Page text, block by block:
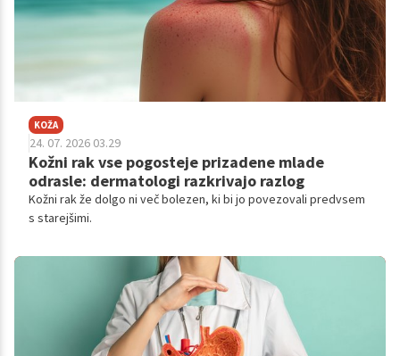
KOŽA
24. 07. 2026 03.29
Kožni rak vse pogosteje prizadene mlade
odrasle: dermatologi razkrivajo razlog
Kožni rak že dolgo ni več bolezen, ki bi jo povezovali predvsem
s starejšimi.